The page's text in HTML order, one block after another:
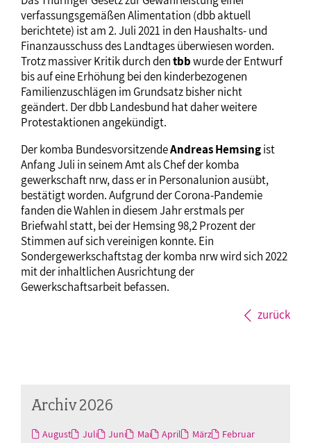
verfassungsgemäßen Alimentation (dbb aktuell
berichtete) ist am 2. Juli 2021 in den Haushalts- und
Finanzausschuss des Landtages überwiesen worden.
Trotz massiver Kritik durch dentbbwurde der Entwurf
bis auf eine Erhöhung bei den kinderbezogenen
Familienzuschlägen im Grundsatz bisher nicht
geändert. Der dbb Landesbund hat daher weitere
Protestaktionen angekündigt.
Der komba BundesvorsitzendeAndreas Hemsingist
Anfang Juli in seinem Amt als Chef der komba
gewerkschaft nrw, dass er in Personalunion ausübt,
bestätigt worden. Aufgrund der Corona-Pandemie
fanden die Wahlen in diesem Jahr erstmals per
Briefwahl statt, bei der Hemsing 98,2 Prozent der
Stimmen auf sich vereinigen konnte. Ein
Sondergewerkschaftstag der komba nrw wird sich 2022
mit der inhaltlichen Ausrichtung der
Gewerkschaftsarbeit befassen.
zurück
Archiv 2026
August Juli Juni Mai April März
Februar